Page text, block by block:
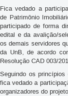
Fica vedado a
de Patrimônio
participado de forma
edital e da avalição/
os demais servidores
da UnB, de acordo
Resolução CAD 003/
Seguindo os princípios
fica vedado a
organizadores do